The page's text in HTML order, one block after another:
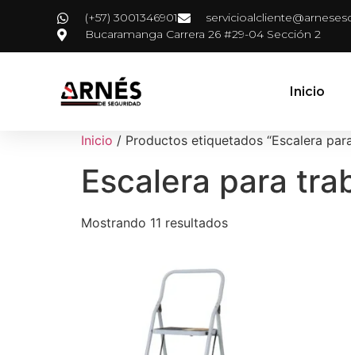
(+57) 3001346901
Bucaramanga Carrera 26 #29-04 Sección 2
Inicio
Inicio / Productos etiquetados “Escalera
Escalera para
Mostrando 11 resultados